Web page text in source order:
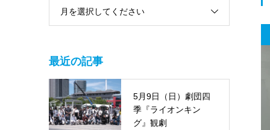
月を選択してください
最近の記事
5月9日（日）劇団四
季『ライオンキン
グ』観劇